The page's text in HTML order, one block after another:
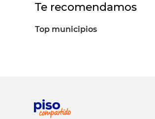
Te recomendamos
Top municipios